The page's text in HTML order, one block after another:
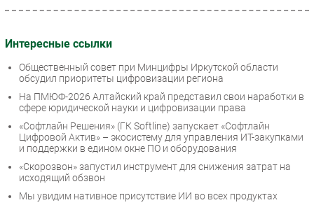
Интересные ссылки
Общественный совет при Минцифры Иркутской области
обсудил приоритеты цифровизации региона
На ПМЮФ-2026 Алтайский край представил свои наработки в
сфере юридической науки и цифровизации права
«Софтлайн Решения» (ГК Softline) запускает «Софтлайн
Цифровой Актив» – экосистему для управления ИТ-закупками
и поддержки в едином окне ПО и оборудования
«Скорозвон» запустил инструмент для снижения затрат на
исходящий обзвон
Мы увидим нативное присутствие ИИ во всех продуктах